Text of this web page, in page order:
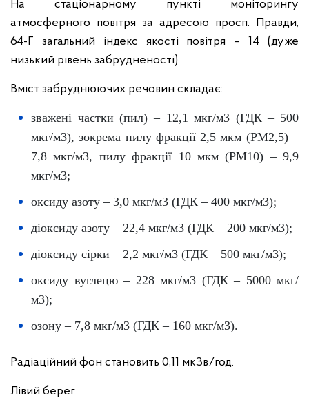
На стаціонарному пункті моніторингу
атмосферного повітря за адресою просп. Правди,
64-Г загальний індекс якості повітря – 14 (дуже
низький рівень забрудненості).
Вміст забруднюючих речовин складає:
зважені частки (пил) – 12,1 мкг/м3 (ГДК – 500
мкг/м3), зокрема пилу фракції 2,5 мкм (PM2,5) –
7,8 мкг/м3, пилу фракції 10 мкм (PM10) – 9,9
мкг/м3;
оксиду азоту – 3,0 мкг/м3 (ГДК – 400 мкг/м3);
діоксиду азоту – 22,4 мкг/м3 (ГДК – 200 мкг/м3);
діоксиду сірки – 2,2 мкг/м3 (ГДК – 500 мкг/м3);
оксиду вуглецю – 228 мкг/м3 (ГДК – 5000 мкг/
м3);
озону – 7,8 мкг/м3 (ГДК – 160 мкг/м3).
Радіаційний фон становить 0,11 мкЗв/год.
Лівий берег